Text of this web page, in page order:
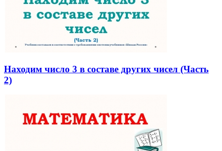
Находим число 3 в составе других чисел (Часть
2)